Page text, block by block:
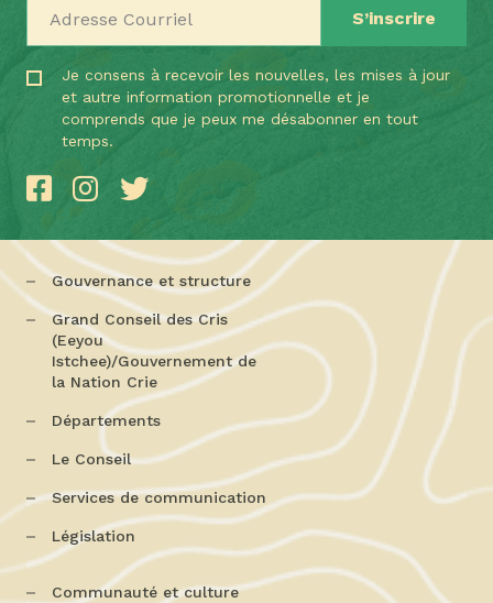
Je consens à recevoir les nouvelles, les mises à jour
et autre information promotionnelle et je
comprends que je peux me désabonner en tout
temps.
Gouvernance et structure
Grand Conseil des Cris
(Eeyou
Istchee)/Gouvernement de
la Nation Crie
Départements
Le Conseil
Services de communication
Législation
Communauté et culture